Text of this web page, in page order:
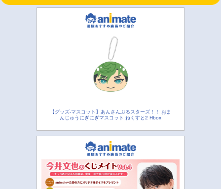
【グッズ-マスコット】あんさんぶるスターズ！！ おま
んじゅうにぎにぎマスコット ねくすと2 Hbox